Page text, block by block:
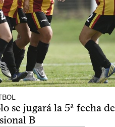
se jugará la 5ª fecha de
B